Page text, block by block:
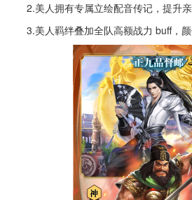
2.美人拥有专属立绘配音传记，提升亲
3.美人羁绊叠加全队高额战力 buff，颜